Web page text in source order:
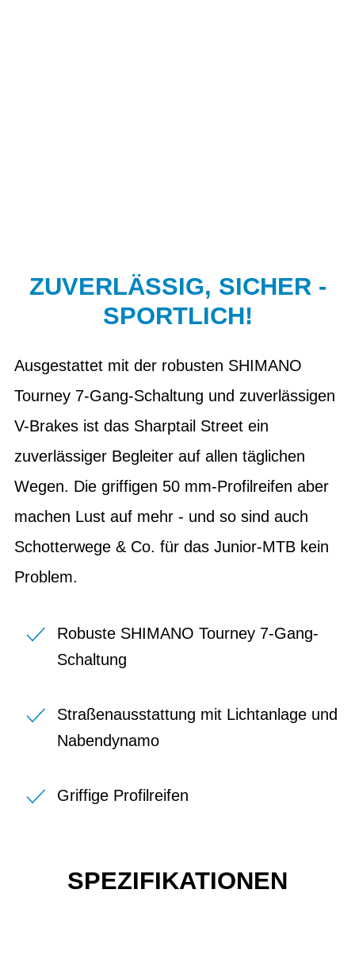
ZUVERLÄSSIG, SICHER -
SPORTLICH!
Ausgestattet mit der robusten SHIMANO
Tourney 7-Gang-Schaltung und zuverlässigen
V-Brakes ist das Sharptail Street ein
zuverlässiger Begleiter auf allen täglichen
Wegen. Die griffigen 50 mm-Profilreifen aber
machen Lust auf mehr - und so sind auch
Schotterwege & Co. für das Junior-MTB kein
Problem.
Robuste SHIMANO Tourney 7-Gang-
Schaltung
Straßenausstattung mit Lichtanlage und
Nabendynamo
Griffige Profilreifen
SPEZIFIKATIONEN